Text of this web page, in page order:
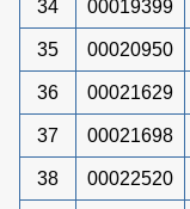
34 00019399
35 00020950
36 00021629
37 00021698
38 00022520